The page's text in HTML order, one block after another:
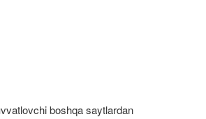
boshqa saytlardan